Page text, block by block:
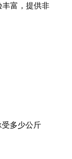
丰富，提供非
多少公斤